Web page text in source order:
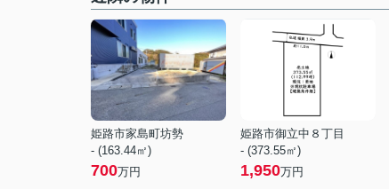
姫路市家島町坊勢
- (163.44㎡)
700万円
姫路市御立中８丁目
- (373.55㎡)
1,950万円